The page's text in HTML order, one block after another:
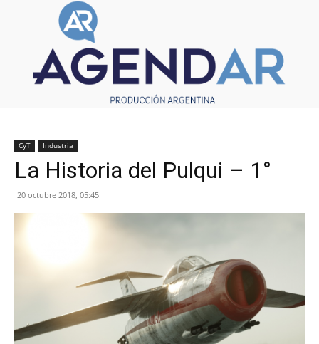
CyT Industria
La Historia del Pulqui – 1°
20 octubre 2018, 05:45